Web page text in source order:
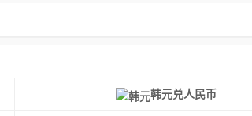
韩元兑人民币